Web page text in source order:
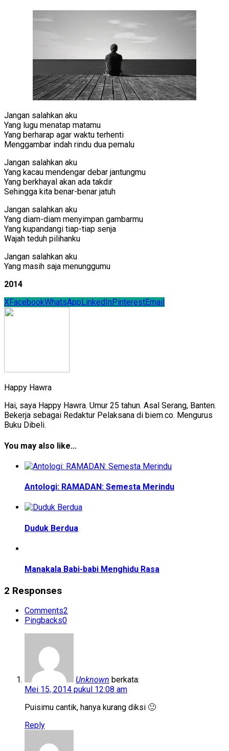
Jangan salahkan aku
Yang lugu menatap matamu
Yang berharap agar waktu terhenti
Menggambar indah rindu dua pemalu
Jangan salahkan aku
Yang kacau mendengar debar jantungmu
Yang berkhayal akan ada takdir
Sehingga kita benar-benar jatuh
Jangan salahkan aku
Yang diam-diam menyimpan gambarmu
Yang kupandangi tiap-tiap senja
Wajah teduh pilihanku
Jangan salahkan aku
Yang masih saja menunggumu
2014
XFacebookWhatsApp LinkedIn PinterestEmail
Happy Hawra
Hai, saya Happy Hawra. Umur 25 tahun. Asal Serang, Banten.
Bekerja sebagai Redaktur Pelaksana di biem.co. Mengurus
Buku Dibeli.
You may also like...
Antologi: RAMADAN: Semesta Merindu
Duduk Berdua
Manakala Babi-babi Menghidu Rasa
2 Responses
Comments2
Pingbacks0
Unknown berkata:
Mei 15, 2014 pukul 12:08 am
Puisimu cantik, hanya kurang diksi 🙂
Reply